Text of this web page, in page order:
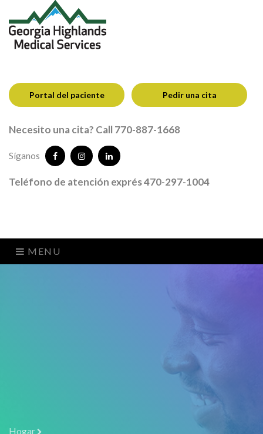
Portal del paciente Pedir una cita
Necesito una cita? Call 770-887-1668
Síganos
Teléfono de atención exprés 470-297-1004
MENU
Hogar